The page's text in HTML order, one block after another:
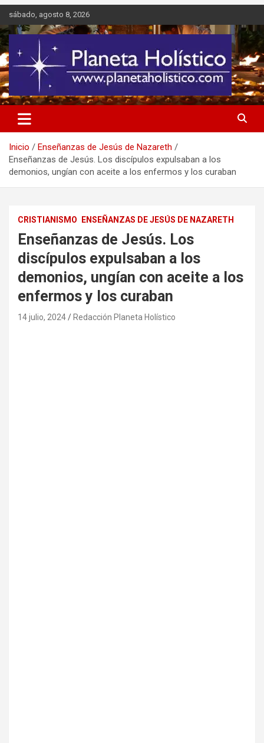
Saltar
contenido
sábado, agosto 8, 2026
Planeta Holístico
Difusión de espiritualidad, terapias alternativas holísticas, cursos,
talleres y seminarios
Inicio
Enseñanzas de Jesús de Nazareth
Enseñanzas de Jesús. Los discípulos expulsaban a los
demonios, ungían con aceite a los enfermos y los curaban
CRISTIANISMO ENSEÑANZAS DE JESÚS DE NAZARETH
Enseñanzas de Jesús. Los
discípulos expulsaban a los
demonios, ungían con aceite a los
enfermos y los curaban
14 julio, 2024 Redacción Planeta Holístico